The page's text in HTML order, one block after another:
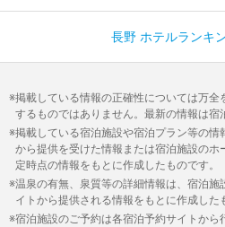
長野 ホテルランキ
掲載している情報の正確性については万
するものではありません。最新の情報は宿
掲載している宿泊施設や宿泊プラン等の
から提供を受けた情報または宿泊施設の
定時点の情報をもとに作成したものです。
温泉の有無、泉質等の詳細情報は、宿泊
イトから提供される情報をもとに作成した
宿泊施設のご予約は各宿泊予約サイトか